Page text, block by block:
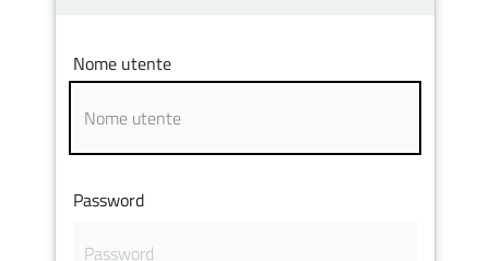
ServiziNome utente
Password